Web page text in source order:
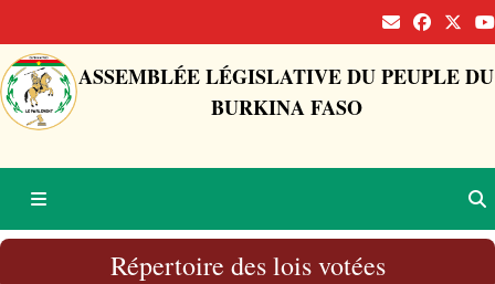
ASSEMBLÉE LÉGISLATIVE DU PEUPLE DU
BURKINA FASO
Répertoire des lois votées